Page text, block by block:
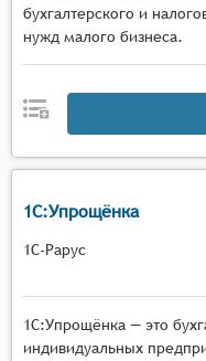
бухгалтерского и
нужд малого бизнеса.
1С:Упрощёнка
1С-Рарус
1С:Упрощёнка — это
индивидуальных